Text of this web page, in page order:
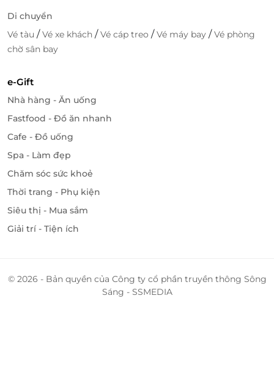
Di chuyển
Vé tàu /Vé xe khách /Vé cáp treo /Vé máy bay /Vé phòng
chờ sân bay
e-Gift
Nhà hàng - Ăn uống
Fastfood - Đồ ăn nhanh
Cafe - Đồ uống
Spa - Làm đẹp
Chăm sóc sức khoẻ
Thời trang - Phụ kiện
Siêu thị - Mua sắm
Giải trí - Tiện ích
© 2026 - Bản quyền của Công ty cổ phần truyền thông Sông
Sáng - SSMEDIA